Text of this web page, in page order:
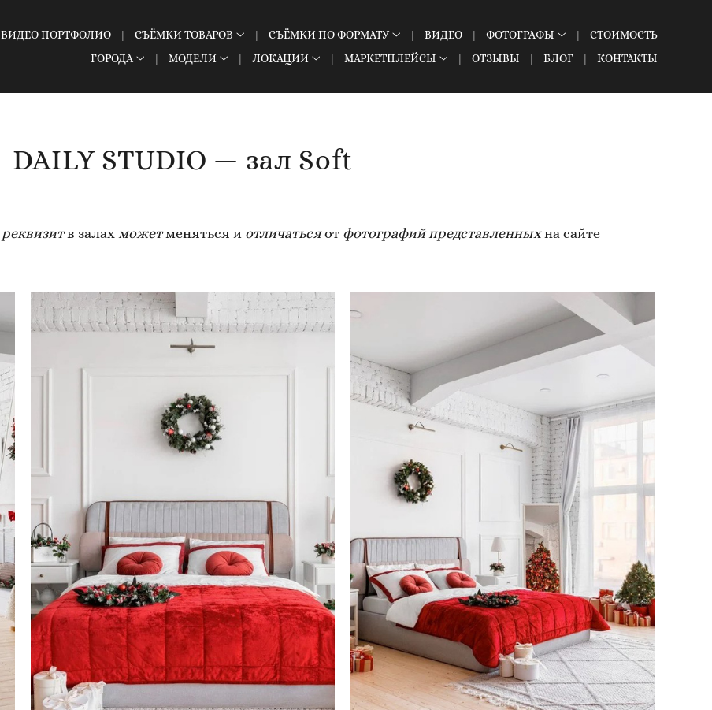
ВИДЕО ПОРТФОЛИО СЪЁМКИ ТОВАРОВ СЪЁМКИ ПО ФОРМАТУ ВИДЕО ФОТОГРАФЫ
СТОИМОСТЬ
ГОРОДА
МОДЕЛИ ЛОКАЦИИ МАРКЕТПЛЕЙСЫ ОТЗЫВЫ БЛОГ КОНТАКТЫ
DAILY STUDIO — зал Soft
реквизитв залах можетменяться и отличатьсяот фотографий представленныхна сайте